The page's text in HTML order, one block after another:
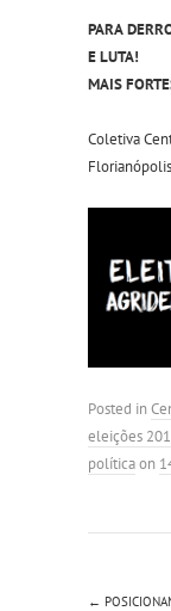
PARA
E LUTA!
MAIS
Coletiva
Posted in
eleições
políticaon
←